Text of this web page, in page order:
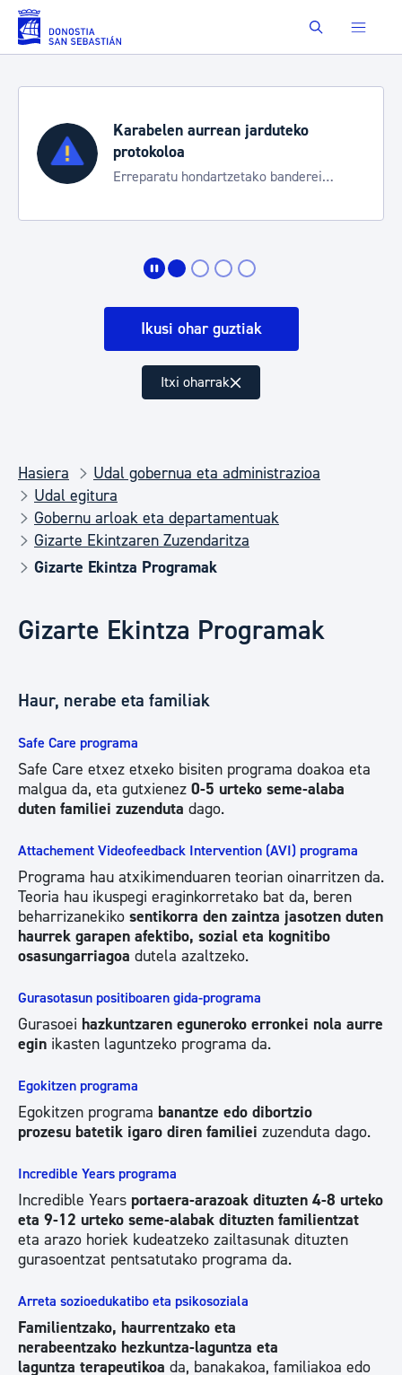
Eduki nagusira joan Buscar
Karabelen aurrean jarduteko
protokoloa
Erreparatu hondartzetako banderei
Ikusi ohar guztiak
Itxi oharrak
Hasiera
Udal gobernua eta administrazioa
Udal egitura
Gobernu arloak eta departamentuak
Gizarte Ekintzaren Zuzendaritza
Gizarte Ekintza Programak
Gizarte Ekintza Programak
Haur, nerabe eta familiak
Safe Care programa
Safe Care etxez etxeko bisiten programa doakoa eta
malgua da, eta gutxienez 0-5 urteko seme-alaba
duten familiei zuzenduta dago.
Attachement Videofeedback Intervention (AVI) programa
Programa hau atxikimenduaren teorian oinarritzen da.
Teoria hau ikuspegi eraginkorretako bat da, beren
beharrizanekiko sentikorra den zaintza jasotzen duten
haurrek garapen afektibo, sozial eta kognitibo
osasungarriagoa dutela azaltzeko.
Gurasotasun positiboaren gida-programa
Gurasoei hazkuntzaren eguneroko erronkei nola aurre
egin ikasten laguntzeko programa da.
Egokitzen programa
Egokitzen programa banantze edo dibortzio
prozesu batetik igaro diren familiei zuzenduta dago.
Incredible Years programa
Incredible Years portaera-arazoak dituzten 4-8 urteko
eta 9-12 urteko seme-alabak dituzten familientzat
eta arazo horiek kudeatzeko zailtasunak dituzten
gurasoentzat pentsatutako programa da.
Arreta sozioedukatibo eta psikosoziala
Familientzako, haurrentzako eta
nerabeentzako hezkuntza-laguntza eta
laguntza terapeutikoa da, banakakoa, familiakoa edo